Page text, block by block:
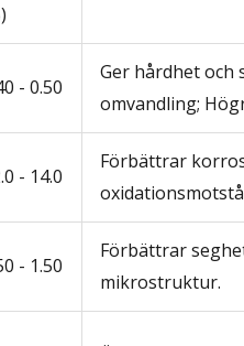
- 0.50
Ger hårdhet
omvandling;
- 14.0
Förbättrar
- 1.50
Förbättrar
mikrostruktur.